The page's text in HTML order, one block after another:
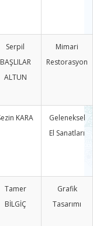
Serpil
BAŞLILAR
ALTUN
Mimari
Restorasyon
KARA
Geleneksel
El Sanatları
Tamer
BİLGİÇ
Grafik
Tasarımı